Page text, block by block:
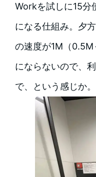
Workを試しに15分
になる仕組み。夕
の速度が1M（
にならないので、
で、という感じか。